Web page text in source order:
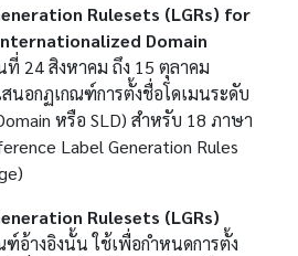
Rulesets (LGRs) for
Domain
24 สิงหาคม ถึง 15 ตุลาคม
นอกฏเกณฑ์การตั้งชื่อโดเมนระดับ
หรือ SLD) สำหรับ 18 ภาษา
Label Generation Rules
Rulesets (LGRs)
ฑ์อ้างอิงนั้น ใช้เพื่อกำหนดการตั้ง